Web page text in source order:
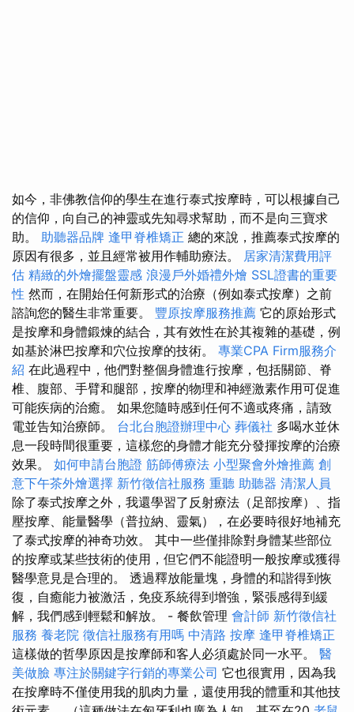
如今，非佛教信仰的學生在進行泰式按摩時，可以根據自己
的信仰，向自己的神靈或先知尋求幫助，而不是向三寶求
助。 助聽器品牌 逢甲脊椎矯正 總的來說，推薦泰式按摩的
原因有很多，並且經常被用作輔助療法。 居家清潔費用評
估 精緻的外燴擺盤靈感 浪漫戶外婚禮外燴 SSL證書的重要
性 然而，在開始任何新形式的治療（例如泰式按摩）之前
諮詢您的醫生非常重要。 豐原按摩服務推薦 它的原始形式
是按摩和身體鍛煉的結合，其有效性在於其複雜的基礎，例
如基於淋巴按摩和穴位按摩的技術。 專業CPA Firm服務介
紹 在此過程中，他們對整個身體進行按摩，包括關節、脊
椎、腹部、手臂和腿部，按摩的物理和神經激素作用可促進
可能疾病的治癒。 如果您隨時感到任何不適或疼痛，請致
電並告知治療師。 台北台胞證辦理中心 葬儀社 多喝水並休
息一段時間很重要，這樣您的身體才能充分發揮按摩的治療
效果。 如何申請台胞證 筋師傅療法 小型聚會外燴推薦 創
意下午茶外燴選擇 新竹徵信社服務 重聽 助聽器 清潔人員
除了泰式按摩之外，我還學習了反射療法（足部按摩）、指
壓按摩、能量醫學（普拉納、靈氣），在必要時很好地補充
了泰式按摩的神奇功效。 其中一些僅排除對身體某些部位
的按摩或某些技術的使用，但它們不能證明一般按摩或獲得
醫學意見是合理的。 透過釋放能量塊，身體的和諧得到恢
復，自癒能力被激活，免疫系統得到增強，緊張感得到緩
解，我們感到輕鬆和解放。 - 餐飲管理 會計師 新竹徵信社
服務 養老院 徵信社服務有用嗎 中清路 按摩 逢甲脊椎矯正
這樣做的哲學原因是按摩師和客人必須處於同一水平。 醫
美做臉 專注於關鍵字行銷的專業公司 它也很實用，因為我
在按摩時不僅使用我的肌肉力量，還使用我的體重和其他技